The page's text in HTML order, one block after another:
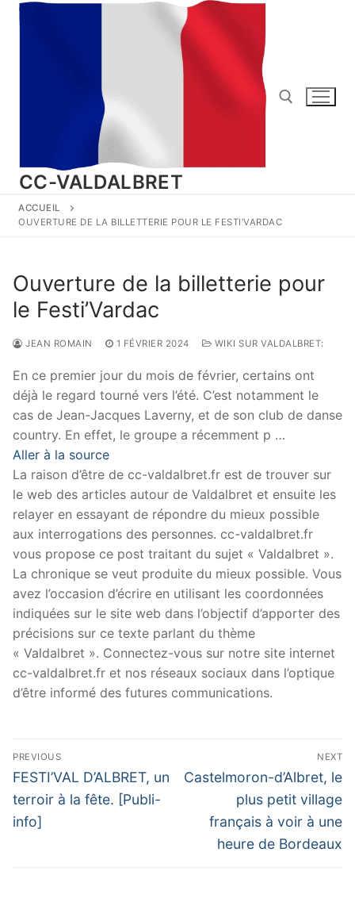
Aller
CC-VALDALBRET
ACCUEIL
OUVERTURE DE LA BILLETTERIE POUR LE FESTI’VARDAC
Ouverture de la billetterie pour
le Festi’Vardac
JEAN ROMAIN 1 FÉVRIER 2024 WIKI SUR VALDALBRET:
En ce premier jour du mois de février, certains ont
déjà le regard tourné vers l’été. C’est notamment le
cas de Jean-Jacques Laverny, et de son club de danse
country. En effet, le groupe a récemment p …
Aller à la source
La raison d’être de cc-valdalbret.fr est de trouver sur
le web des articles autour de Valdalbret et ensuite les
relayer en essayant de répondre du mieux possible
aux interrogations des personnes. cc-valdalbret.fr
vous propose ce post traitant du sujet « Valdalbret ».
La chronique se veut produite du mieux possible. Vous
avez l’occasion d’écrire en utilisant les coordonnées
indiquées sur le site web dans l’objectif d’apporter des
précisions sur ce texte parlant du thème
« Valdalbret ». Connectez-vous sur notre site internet
cc-valdalbret.fr et nos réseaux sociaux dans l’optique
d’être informé des futures communications.
Navigation
de
l’article
PREVIOUS
Previous
post:
FESTI’VAL D’ALBRET, un
terroir à la fête. [Publi-
info]
NEXT
Next
Castelmoron-d’Albret, le
plus petit village
français à voir à une
heure de Bordeaux